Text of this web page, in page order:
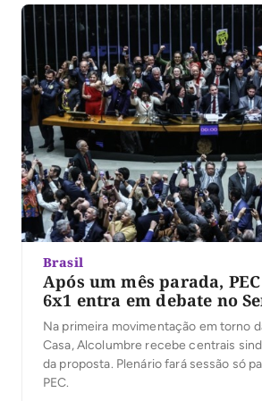
escolha dos deputados e senadores
destacaram no […]
Brasil
Após um mês parada,
6x1 entra em debate no
Na primeira movimentação em torno
Casa, Alcolumbre recebe centrais
da proposta. Plenário fará sessão só
PEC.